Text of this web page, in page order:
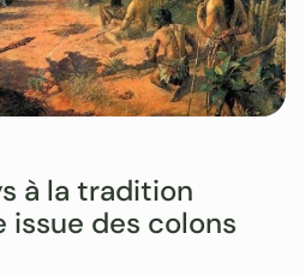
à la tradition
des colons